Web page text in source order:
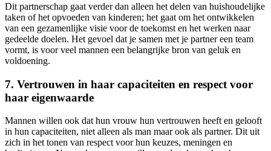
Dit partnerschap gaat verder dan alleen het delen van huishoudelijke
taken of het opvoeden van kinderen; het gaat om het ontwikkelen
van een gezamenlijke visie voor de toekomst en het werken naar
gedeelde doelen. Het gevoel dat je samen met je partner een team
vormt, is voor veel mannen een belangrijke bron van geluk en
voldoening.
7. Vertrouwen in haar capaciteiten en respect voor
haar eigenwaarde
Mannen willen ook dat hun vrouw hun vertrouwen heeft en gelooft
in hun capaciteiten, niet alleen als man maar ook als partner. Dit uit
zich in het tonen van respect voor hun keuzes, meningen en